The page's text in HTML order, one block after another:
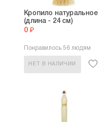
Кропило натуральное
(длина - 24 см)
0 ₽
Понравилось 56 людям
НЕТ В НАЛИЧИИ